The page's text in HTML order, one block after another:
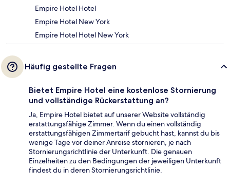
Empire Hotel Hotel
Empire Hotel New York
Empire Hotel Hotel New York
Häufig gestellte Fragen
Bietet Empire Hotel eine kostenlose Stornierung
und vollständige Rückerstattung an?
Ja, Empire Hotel bietet auf unserer Website vollständig
erstattungsfähige Zimmer. Wenn du einen vollständig
erstattungsfähigen Zimmertarif gebucht hast, kannst du bis
wenige Tage vor deiner Anreise stornieren, je nach
Stornierungsrichtlinie der Unterkunft. Die genauen
Einzelheiten zu den Bedingungen der jeweiligen Unterkunft
findest du in deren Stornierungsrichtlinie.